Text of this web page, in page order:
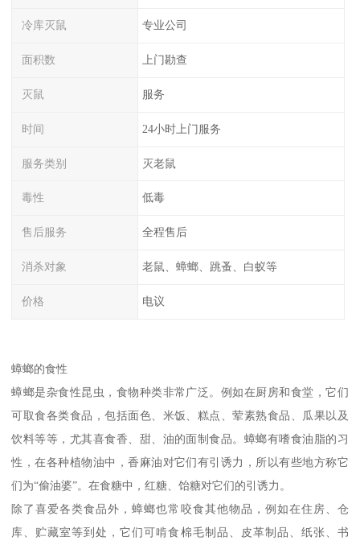
冷库灭鼠 专业公司
面积数 上门勘查
灭鼠 服务
时间 24小时上门服务
服务类别 灭老鼠
毒性 低毒
售后服务 全程售后
消杀对象 老鼠、蟑螂、跳蚤、白蚁等
价格 电议
蟑螂的食性
蟑螂是杂食性昆虫，食物种类非常广泛。例如在厨房和食堂，它们
可取食各类食品，包括面色、米饭、糕点、荤素熟食品、瓜果以及
饮料等等，尤其喜食香、甜、油的面制食品。蟑螂有嗜食油脂的习
性，在各种植物油中，香麻油对它们有引诱力，所以有些地方称它
们为“偷油婆”。在食糖中，红糖、饴糖对它们的引诱力。
除了喜爱各类食品外，蟑螂也常咬食其他物品，例如在住房、仓
库、贮藏室等到处，它们可啃食棉毛制品、皮革制品、纸张、书